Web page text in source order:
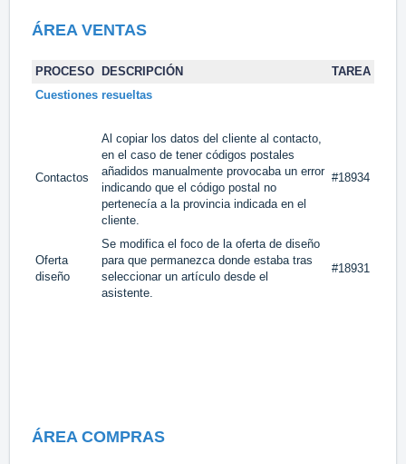
ÁREA VENTAS
PROCESO DESCRIPCIÓN
TAREA
Cuestiones resueltas
Contactos
Al copiar los datos del cliente al contacto,
en el caso de tener códigos postales
añadidos manualmente provocaba un error
indicando que el código postal no
pertenecía a la provincia indicada en el
cliente.
#18934
Oferta
diseño
Se modifica el foco de la oferta de diseño
para que permanezca donde estaba tras
seleccionar un artículo desde el
asistente.
#18931
ÁREA COMPRAS